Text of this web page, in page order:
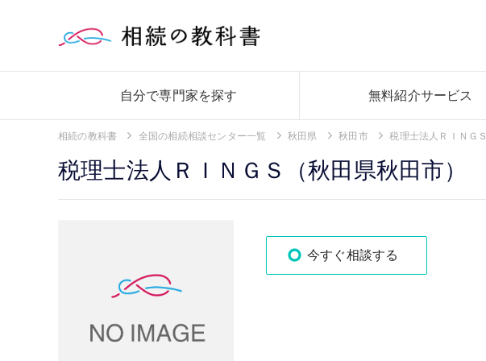
自分で専門家を探す 無料紹介サービス
相続の教科書 全国の相続相談センター一覧 秋田県 秋田市 税理士法人ＲＩＮＧＳ
税理士法人ＲＩＮＧＳ（秋田県秋田市）
今すぐ相談する